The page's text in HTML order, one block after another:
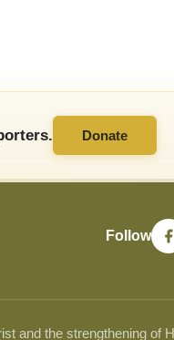
Donate
Follow
and the strengthening of